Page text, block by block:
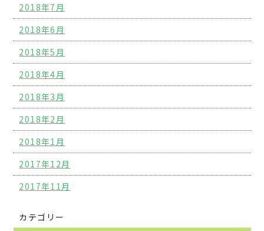
2018年7月
2018年6月
2018年5月
2018年4月
2018年3月
2018年2月
2018年1月
2017年12月
2017年11月
カテゴリー